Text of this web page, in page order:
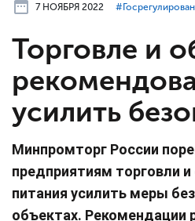
7 НОЯБРЯ 2022
Торговле и
усилить
Минпромторг России
предприятиям торговли
питания усилить меры
объектах. Рекомендации